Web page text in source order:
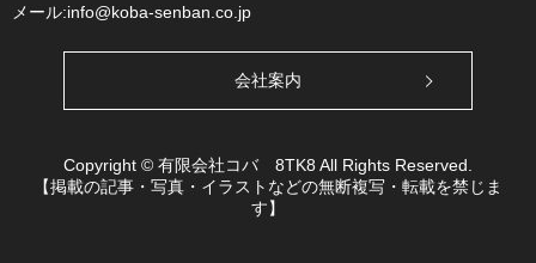
メール:info@koba-senban.co.jp
会社案内
Copyright © 有限会社コバ 8TK8 All Rights Reserved.
【掲載の記事・写真・イラストなどの無断複写・転載を禁じま
す】